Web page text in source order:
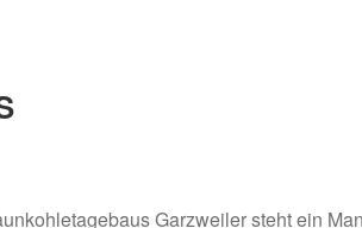
Garzweiler steht ein